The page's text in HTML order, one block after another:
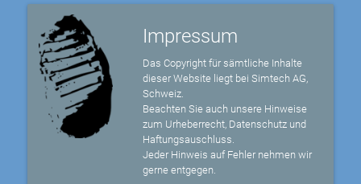
Impressum
Das Copyright für sämtliche Inhalte
dieser Website liegt bei Simtech AG,
Schweiz.
Beachten Sie auch unsere Hinweise
zum Urheberrecht, Datenschutz und
Haftungsauschluss.
Jeder Hinweis auf Fehler nehmen wir
gerne entgegen.